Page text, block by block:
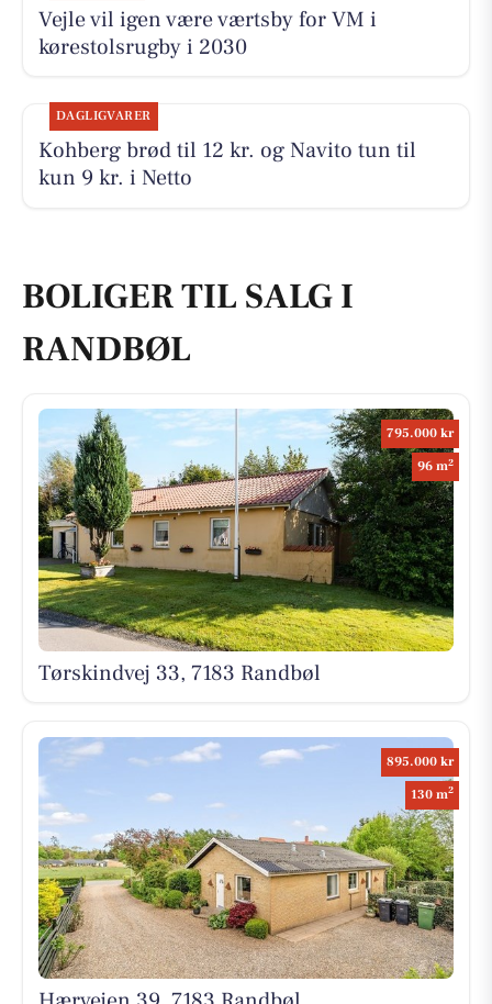
Vejle vil igen være værtsby for VM i
kørestolsrugby i 2030
DAGLIGVARER
Kohberg brød til 12 kr. og Navito tun til
kun 9 kr. i Netto
BOLIGER TIL SALG I
RANDBØL
795.000 kr
96 m2
Tørskindvej 33, 7183 Randbøl
895.000 kr
130 m2